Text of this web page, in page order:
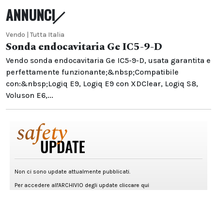
ANNUNCI
Vendo | Tutta Italia
Sonda endocavitaria Ge IC5-9-D
Vendo sonda endocavitaria Ge IC5-9-D, usata garantita e
perfettamente funzionante;&nbsp;Compatibile
con:&nbsp;Logiq E9, Logiq E9 con XDClear, Logiq S8,
Voluson E6,...